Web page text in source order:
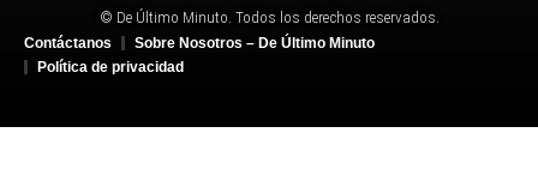
© De Último Minuto. Todos los derechos reservados.
Contáctanos
Sobre Nosotros – De Último Minuto
Política de privacidad